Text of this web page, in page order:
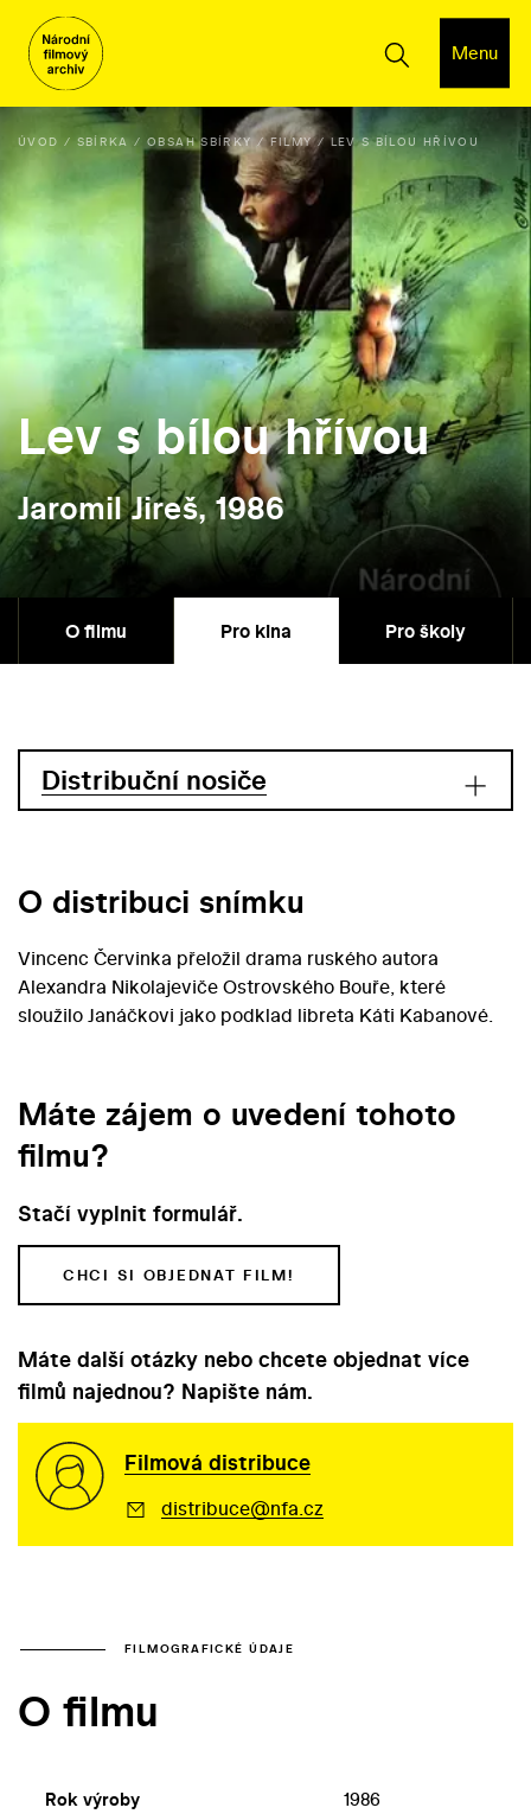
Menu
ÚVOD SBÍRKA OBSAH SBÍRKY FILMY LEV S BÍLOU HŘÍVOU
Lev s bílou hřívou
Jaromil Jireš, 1986
O filmu Pro kina Pro školy
Distribuční nosiče
O distribuci snímku
Vincenc Červinka přeložil drama ruského autora
Alexandra Nikolajeviče Ostrovského Bouře, které
sloužilo Janáčkovi jako podklad libreta Káti Kabanové.
Máte zájem o uvedení tohoto
filmu?
Stačí vyplnit formulář.
CHCI SI OBJEDNAT FILM!
Máte další otázky nebo chcete objednat více
filmů najednou? Napište nám.
Filmová distribuce
distribuce@nfa.cz
FILMOGRAFICKÉ ÚDAJE
O filmu
Rok výroby 1986